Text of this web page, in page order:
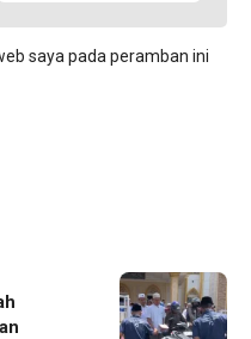
saya pada peramban ini